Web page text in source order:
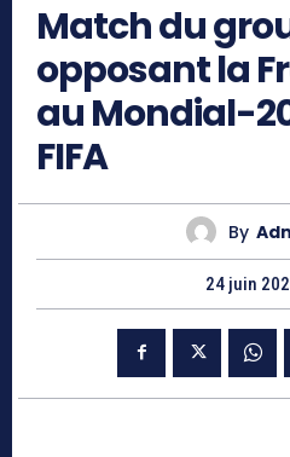
Match du
opposant la
au Mondial-
FIFA
By
24 juin